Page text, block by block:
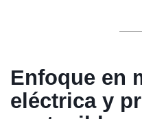
Enfoque en
eléctrica y